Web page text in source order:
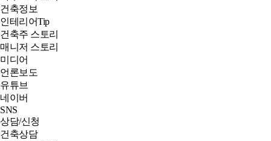
건축정보
인테리어Tip
건축주 스토리
매니저 스토리
미디어
언론보도
유튜브
네이버
SNS
상담/신청
건축상담